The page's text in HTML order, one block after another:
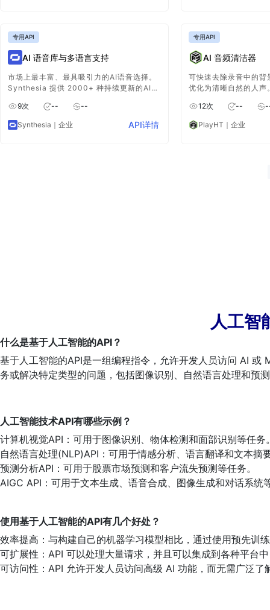
专用API
AI 语音库与多语言支持
市场上最丰富、最具吸引力的AI语音选择。
Synthesia 提供 2000+ 种持续更新的AI声
视频生成自然流畅的语音旁白，彻底告别繁
琐的人工录音流程。
9次 -- --
Synthesia ｜企业 API详情
专用API
AI 音频清洁器
可快速去除录音中的背
优化为清晰自然的人声
的背景噪音去除工具之
12次 --
PlayHT ｜企业
人工智
什么是基于人工智能的API？
基于人工智能的API是一组编程指令，允许开发人员访问 AI
务或解决特定类型的问题，包括图像识别、自然语言处理和预
人工智能技术API有哪些示例？
计算机视觉API：可用于图像识别、物体检测和面部识别等任务
自然语言处理(NLP)API：可用于情感分析、语言翻译和文本摘
预测分析API：可用于股票市场预测和客户流失预测等任务。
AIGC API：可用于文本生成、语音合成、图像生成和对话系统
使用基于人工智能的API有几个好处？
效率提高：与构建自己的机器学习模型相比，通过使用预先训
可扩展性：API 可以处理大量请求，并且可以集成到各种平台
可访问性：API 允许开发人员访问高级 AI 功能，而无需广泛了